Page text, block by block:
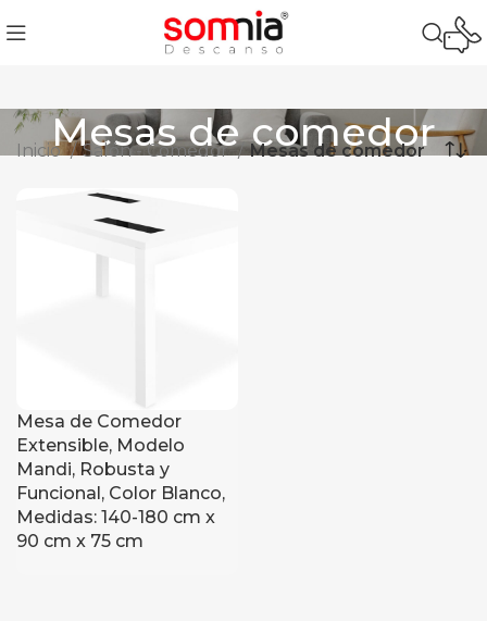
Mesas de comedor
Inicio Salón - Comedor Mesas de comedor
Mesa de Comedor
Extensible, Modelo
Mandi, Robusta y
Funcional, Color Blanco,
Medidas: 140-180 cm x
90 cm x 75 cm